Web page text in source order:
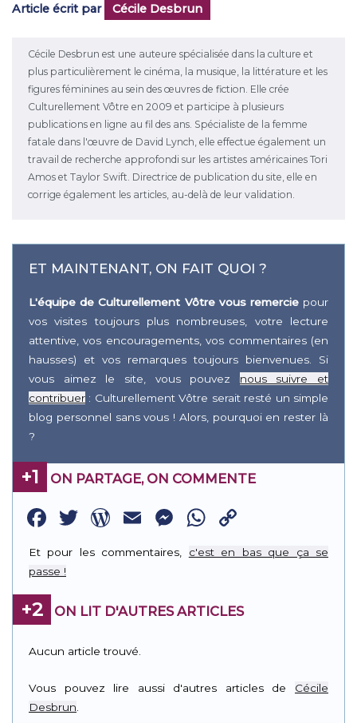
Article écrit par Cécile Desbrun
Cécile Desbrun est une auteure spécialisée dans la culture et
plus particulièrement le cinéma, la musique, la littérature et les
figures féminines au sein des œuvres de fiction. Elle crée
Culturellement Vôtre en 2009 et participe à plusieurs
publications en ligne au fil des ans. Spécialiste de la femme
fatale dans l'œuvre de David Lynch, elle effectue également un
travail de recherche approfondi sur les artistes américaines Tori
Amos et Taylor Swift. Directrice de publication du site, elle en
corrige également les articles, au-delà de leur validation.
ET MAINTENANT, ON FAIT QUOI ?
L'équipe de Culturellement Vôtre vous remerciepour
vos visites toujours plus nombreuses, votre lecture
attentive, vos encouragements, vos commentaires (en
hausses) et vos remarques toujours bienvenues. Si
vous aimez le site, vous pouvez nous suivre et
contribuer : Culturellement Vôtre serait resté un simple
blog personnel sans vous ! Alors, pourquoi en rester là
?
+1 ON PARTAGE, ON COMMENTE
Facebook
Twitter
WordPress
EmailMessenger
WhatsApp
Link
Et pour les commentaires, c'est en bas que ça se
passe !
+2 ON LIT D'AUTRES ARTICLES
Aucun article trouvé.
Vous pouvez lire aussi d'autres articles de Cécile
Desbrun